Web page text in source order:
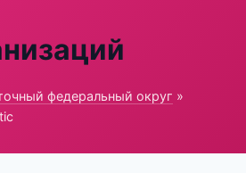
федеральный округ »